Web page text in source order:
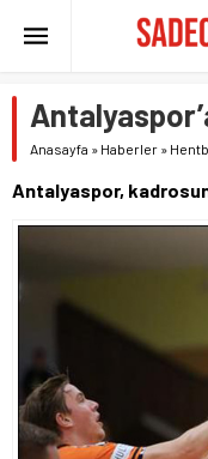
Anasayfa » Haberler »
Antalyaspor,